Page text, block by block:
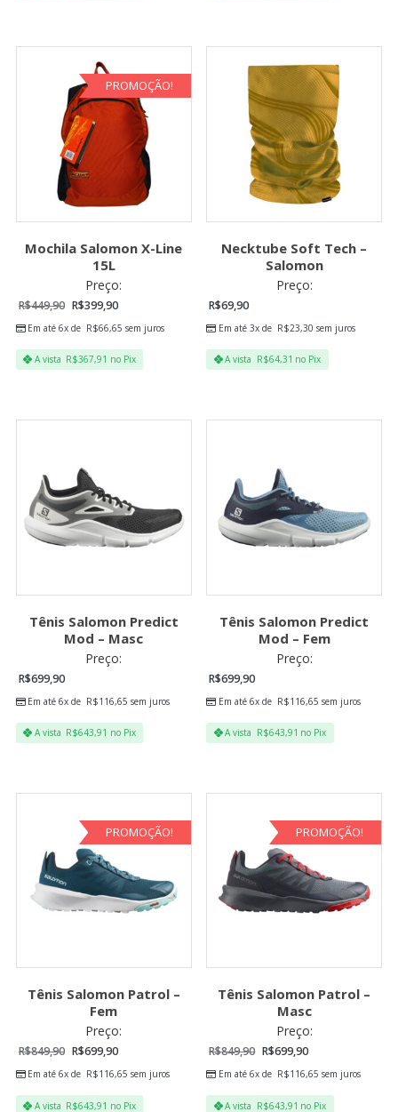
PROMOÇÃO!
Mochila Salomon X-Line
15L
Preço:
R$449,90 R$399,90
Em até 6x de R$66,65 sem juros
A vista R$367,91 no Pix
Necktube Soft Tech –
Salomon
Preço:
R$69,90
Em até 3x de R$23,30 sem juros
A vista R$64,31 no Pix
Tênis Salomon Predict
Mod – Masc
Preço:
R$699,90
Em até 6x de R$116,65 sem juros
A vista R$643,91 no Pix
Tênis Salomon Predict
Mod – Fem
Preço:
R$699,90
Em até 6x de R$116,65 sem juros
A vista R$643,91 no Pix
PROMOÇÃO!
Tênis Salomon Patrol –
Fem
Preço:
R$849,90 R$699,90
Em até 6x de R$116,65 sem juros
A vista R$643,91 no Pix
PROMOÇÃO!
Tênis Salomon Patrol –
Masc
Preço:
R$849,90 R$699,90
Em até 6x de R$116,65 sem juros
A vista R$643,91 no Pix